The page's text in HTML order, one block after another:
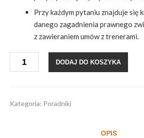
Przy każdym pytaniu znajduje się
danego zagadnienia prawnego
z zawieraniem umów z trenerami.
Poradnik:
Jak
trenerski?
DODAJ DO KOSZYKA
Kategoria: Poradniki
OPIS